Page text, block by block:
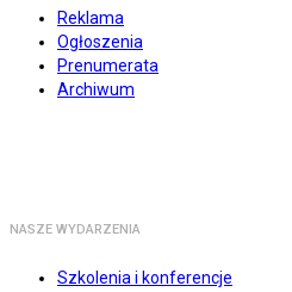
Reklama
Ogłoszenia
Prenumerata
Archiwum
NASZE WYDARZENIA
Szkolenia i konferencje